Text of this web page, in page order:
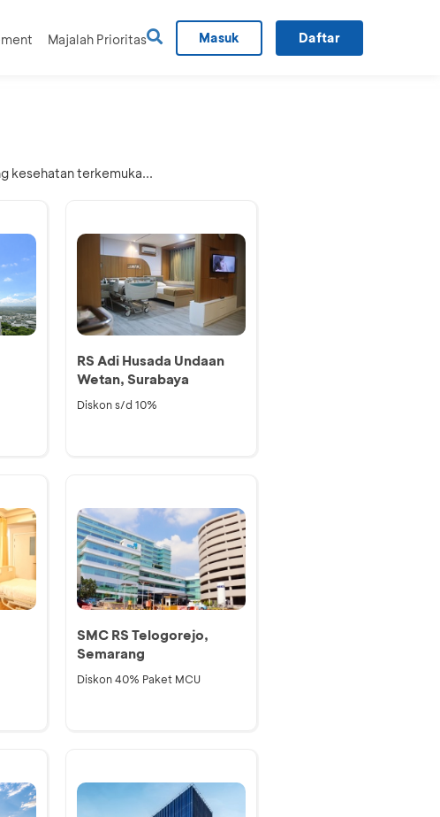
Majalah Prioritas Masuk Daftar
kesehatan terkemuka...
RS Adi Husada Undaan
Wetan, Surabaya
Diskon s/d 10%
SMC RS Telogorejo,
Semarang
Diskon 40% Paket MCU